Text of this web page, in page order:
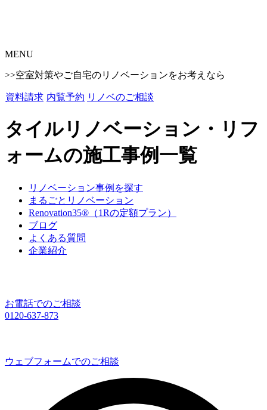
MENU
>>空室対策やご自宅のリノベーションをお考えなら
資料請求 内覧予約 リノベのご相談
タイルリノベーション・リフ
ォームの施工事例一覧
リノベーション事例を探す
まるごとリノベーション
Renovation35®（1Rの定額プラン）
ブログ
よくある質問
企業紹介
お電話でのご相談
0120-637-873
ウェブフォームでのご相談